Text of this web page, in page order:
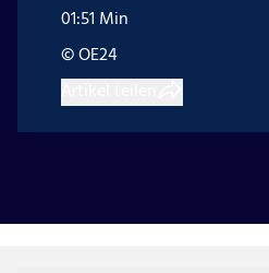
01:51 Min
© OE24